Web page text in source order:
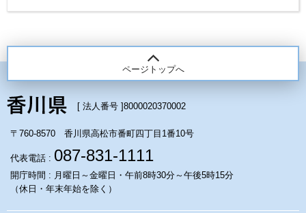
ページトップへ
[ 法人番号 ]8000020370002
〒760-8570 香川県高松市番町四丁目1番10号
代表電話 : 087-831-1111
開庁時間 : 月曜日～金曜日・午前8時30分～午後5時15分
（休日・年末年始を除く）